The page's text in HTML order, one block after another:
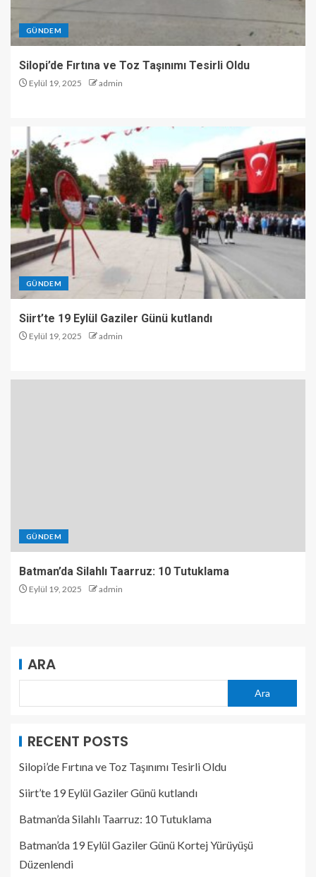
GÜNDEM
Silopi’de Fırtına ve Toz Taşınımı Tesirli Oldu
Eylül 19, 2025 admin
GÜNDEM
Siirt’te 19 Eylül Gaziler Günü kutlandı
Eylül 19, 2025 admin
GÜNDEM
Batman’da Silahlı Taarruz: 10 Tutuklama
Eylül 19, 2025 admin
ARA
Ara
RECENT POSTS
Silopi’de Fırtına ve Toz Taşınımı Tesirli Oldu
Siirt’te 19 Eylül Gaziler Günü kutlandı
Batman’da Silahlı Taarruz: 10 Tutuklama
Batman’da 19 Eylül Gaziler Günü Kortej Yürüyüşü
Düzenlendi